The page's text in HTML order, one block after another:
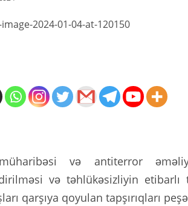
və antiterror
və təhlükəsizliyin
qarşıya qoyulan tapşırıqları